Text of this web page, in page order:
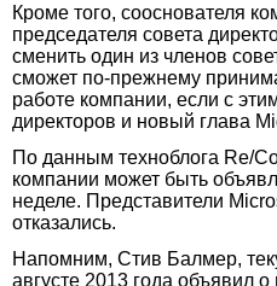
Кроме того, сооснователя
председателя совета
сменить один из членов
сможет по-прежнему
работе компании, если с
директоров и новый глава
По данным техноблога Re/
компании может быть
неделе. Представители
отказались.
Напомним, Стив Балмер,
августе 2013 года объявил